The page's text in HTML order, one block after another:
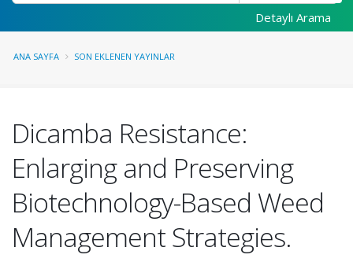
Detaylı Arama
ANA SAYFA SON EKLENEN YAYINLAR
Dicamba Resistance:
Enlarging and Preserving
Biotechnology-Based Weed
Management Strategies.